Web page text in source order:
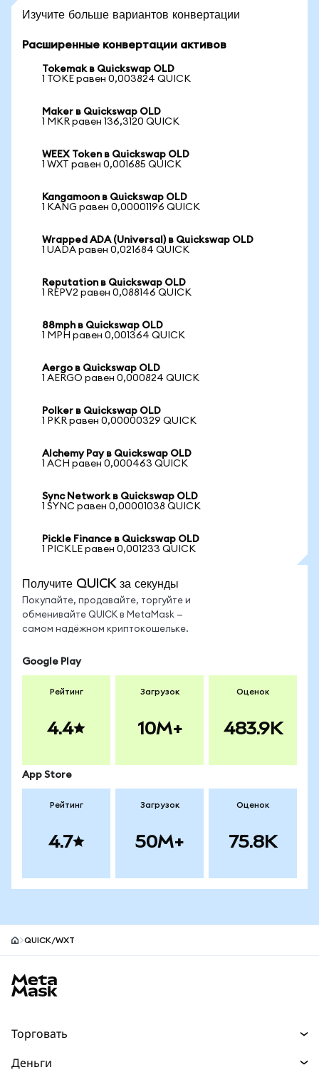
Изучите больше вариантов конвертации
Расширенные конвертации активов
Tokemak в Quickswap OLD
1 TOKE равен 0,003824 QUICK
Maker в Quickswap OLD
1 MKR равен 136,3120 QUICK
WEEX Token в Quickswap OLD
1 WXT равен 0,001685 QUICK
Kangamoon в Quickswap OLD
1 KANG равен 0,00001196 QUICK
Wrapped ADA (Universal) в Quickswap OLD
1 UADA равен 0,021684 QUICK
Reputation в Quickswap OLD
1 REPV2 равен 0,088146 QUICK
88mph в Quickswap OLD
1 MPH равен 0,001364 QUICK
Aergo в Quickswap OLD
1 AERGO равен 0,000824 QUICK
Polker в Quickswap OLD
1 PKR равен 0,00000329 QUICK
Alchemy Pay в Quickswap OLD
1 ACH равен 0,000463 QUICK
Sync Network в Quickswap OLD
1 SYNC равен 0,00001038 QUICK
Pickle Finance в Quickswap OLD
1 PICKLE равен 0,001233 QUICK
Получите QUICK за секунды
Покупайте, продавайте, торгуйте и
обменивайте QUICK в MetaMask —
самом надёжном криптокошельке.
Google Play
Рейтинг
4.4
Загрузок
10M+
Оценок
483.9K
App Store
Рейтинг
4.7
Загрузок
50M+
Оценок
75.8K
QUICK/WXT
Торговать
Деньги